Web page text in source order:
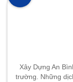
Xây Dựng An
trường. Những